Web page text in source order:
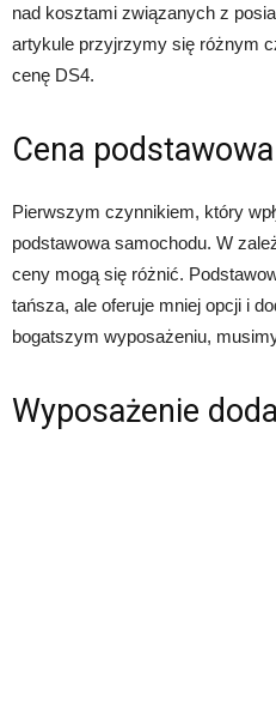
nad kosztami związanych z
artykule przyjrzymy się różnym
cenę DS4.
Cena podstawowa
Pierwszym czynnikiem, który
podstawowa samochodu. W
ceny mogą się różnić.
tańsza, ale oferuje mniej opcji i
bogatszym wyposażeniu,
Wyposażenie